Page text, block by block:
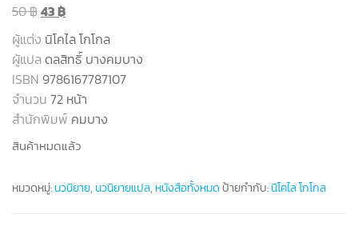
50฿43฿
ผู้แต่ง นิโคไล โกโกล
ผู้แปลดลสิทธิ์ บางคมบาง
ISBN 9786167787107
จำนวน 72 หน้า
สำนักพิมพ์ คมบาง
สินค้าหมดแล้ว
หมวดหมู่:นวนิยาย, นวนิยายแปล, หนังสือทั้งหมด ป้ายกำกับ:นิโคไล โกโกล